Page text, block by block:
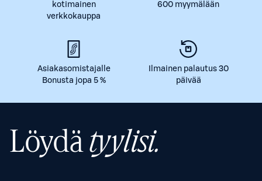
kotimainen
verkkokauppa
600 myymälään
Asiakasomistajalle
Bonusta jopa 5 %
Ilmainen palautus 30
päivää
Löydätyylisi.